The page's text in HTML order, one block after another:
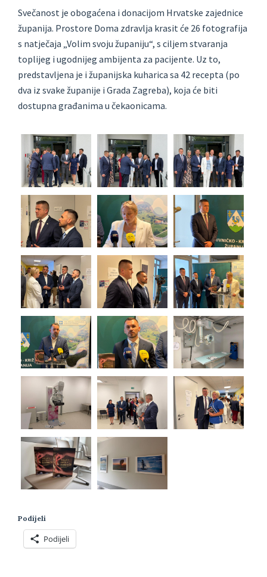
Svečanost je obogaćena i donacijom Hrvatske zajednice
županija. Prostore Doma zdravlja krasit će 26 fotografija
s natječaja „Volim svoju županiju“, s ciljem stvaranja
toplijeg i ugodnijeg ambijenta za pacijente. Uz to,
predstavljena je i županijska kuharica sa 42 recepta (po
dva iz svake županije i Grada Zagreba), koja će biti
dostupna građanima u čekaonicama.
Podijeli
Podijeli